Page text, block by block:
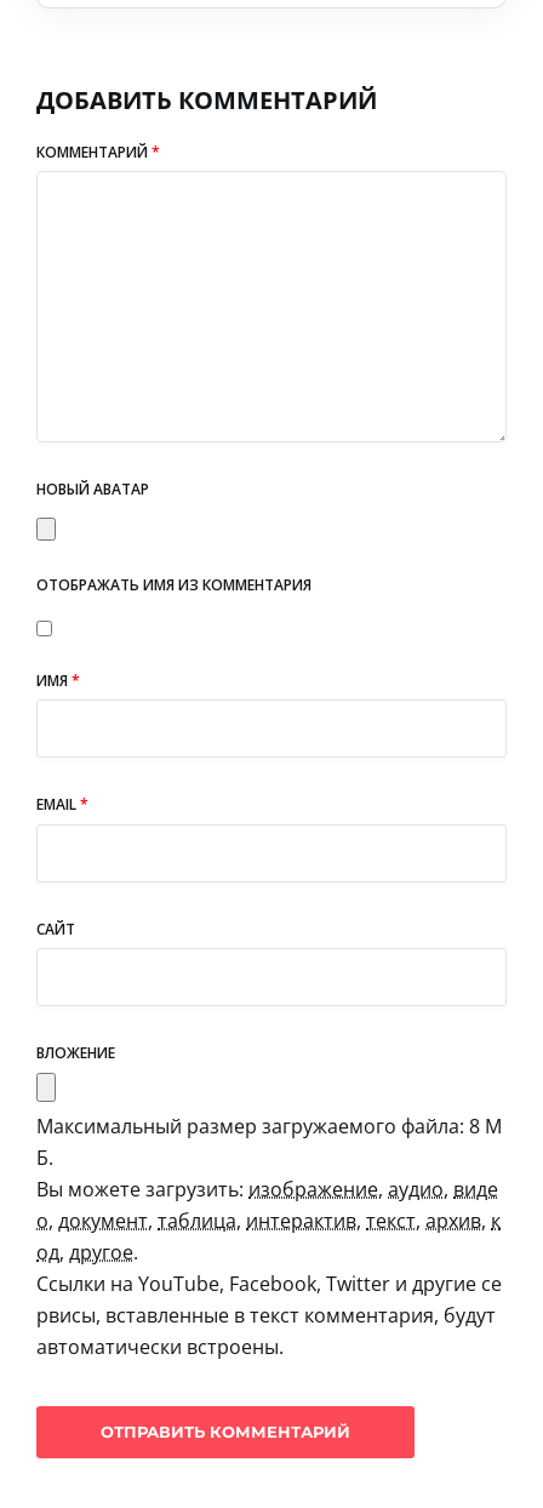
ДОБАВИТЬ КОММЕНТАРИЙ
КОММЕНТАРИЙ*
НОВЫЙ АВАТАР
ОТОБРАЖАТЬ ИМЯ ИЗ КОММЕНТАРИЯ
ИМЯ*
EMAIL*
САЙТ
ВЛОЖЕНИЕ
Максимальный размер загружаемого файла: 8 М
Б.
Вы можете загрузить: изображение, аудио, виде
о, документ, таблица, интерактив, текст, архив, к
од, другое.
Ссылки на YouTube, Facebook, Twitter и другие се
рвисы, вставленные в текст комментария, будут
автоматически встроены.